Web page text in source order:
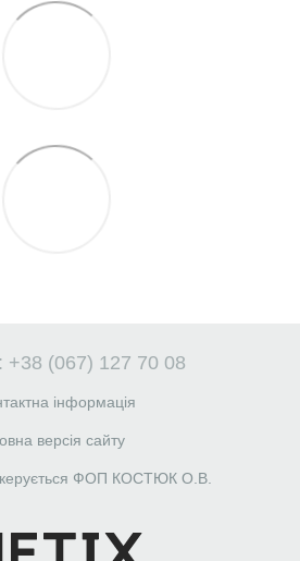
(067) 127 70 08
інформація
версія сайту
ФОП КОСТЮК О.В.